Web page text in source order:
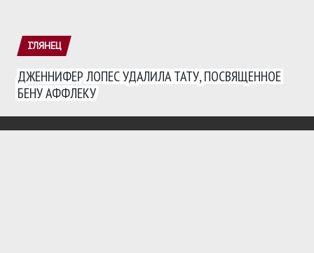
ГЛЯНЕЦ
ДЖЕННИФЕР ЛОПЕС УДАЛИЛА ТАТУ, ПОСВЯЩЕННОЕ
БЕНУ АФФЛЕКУ